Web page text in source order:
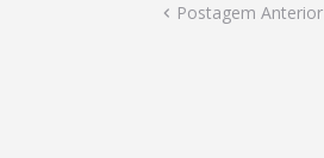
Postagem Anterior